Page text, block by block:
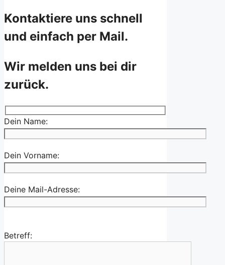
Kontaktiere uns schnell
und einfach per Mail.
Wir melden uns bei dir
zurück.
Dein Name:
Dein Vorname:
Deine Mail-Adresse:
Betreff: